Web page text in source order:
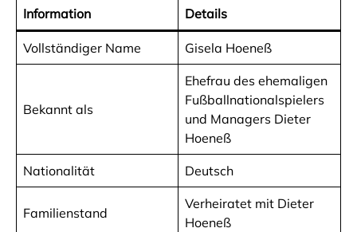
Information Details
Vollständiger Name Gisela Hoeneß
Bekannt als
Ehefrau des ehemaligen
Fußballnationalspielers
und Managers Dieter
Hoeneß
Nationalität Deutsch
Familienstand
Verheiratet mit Dieter
Hoeneß